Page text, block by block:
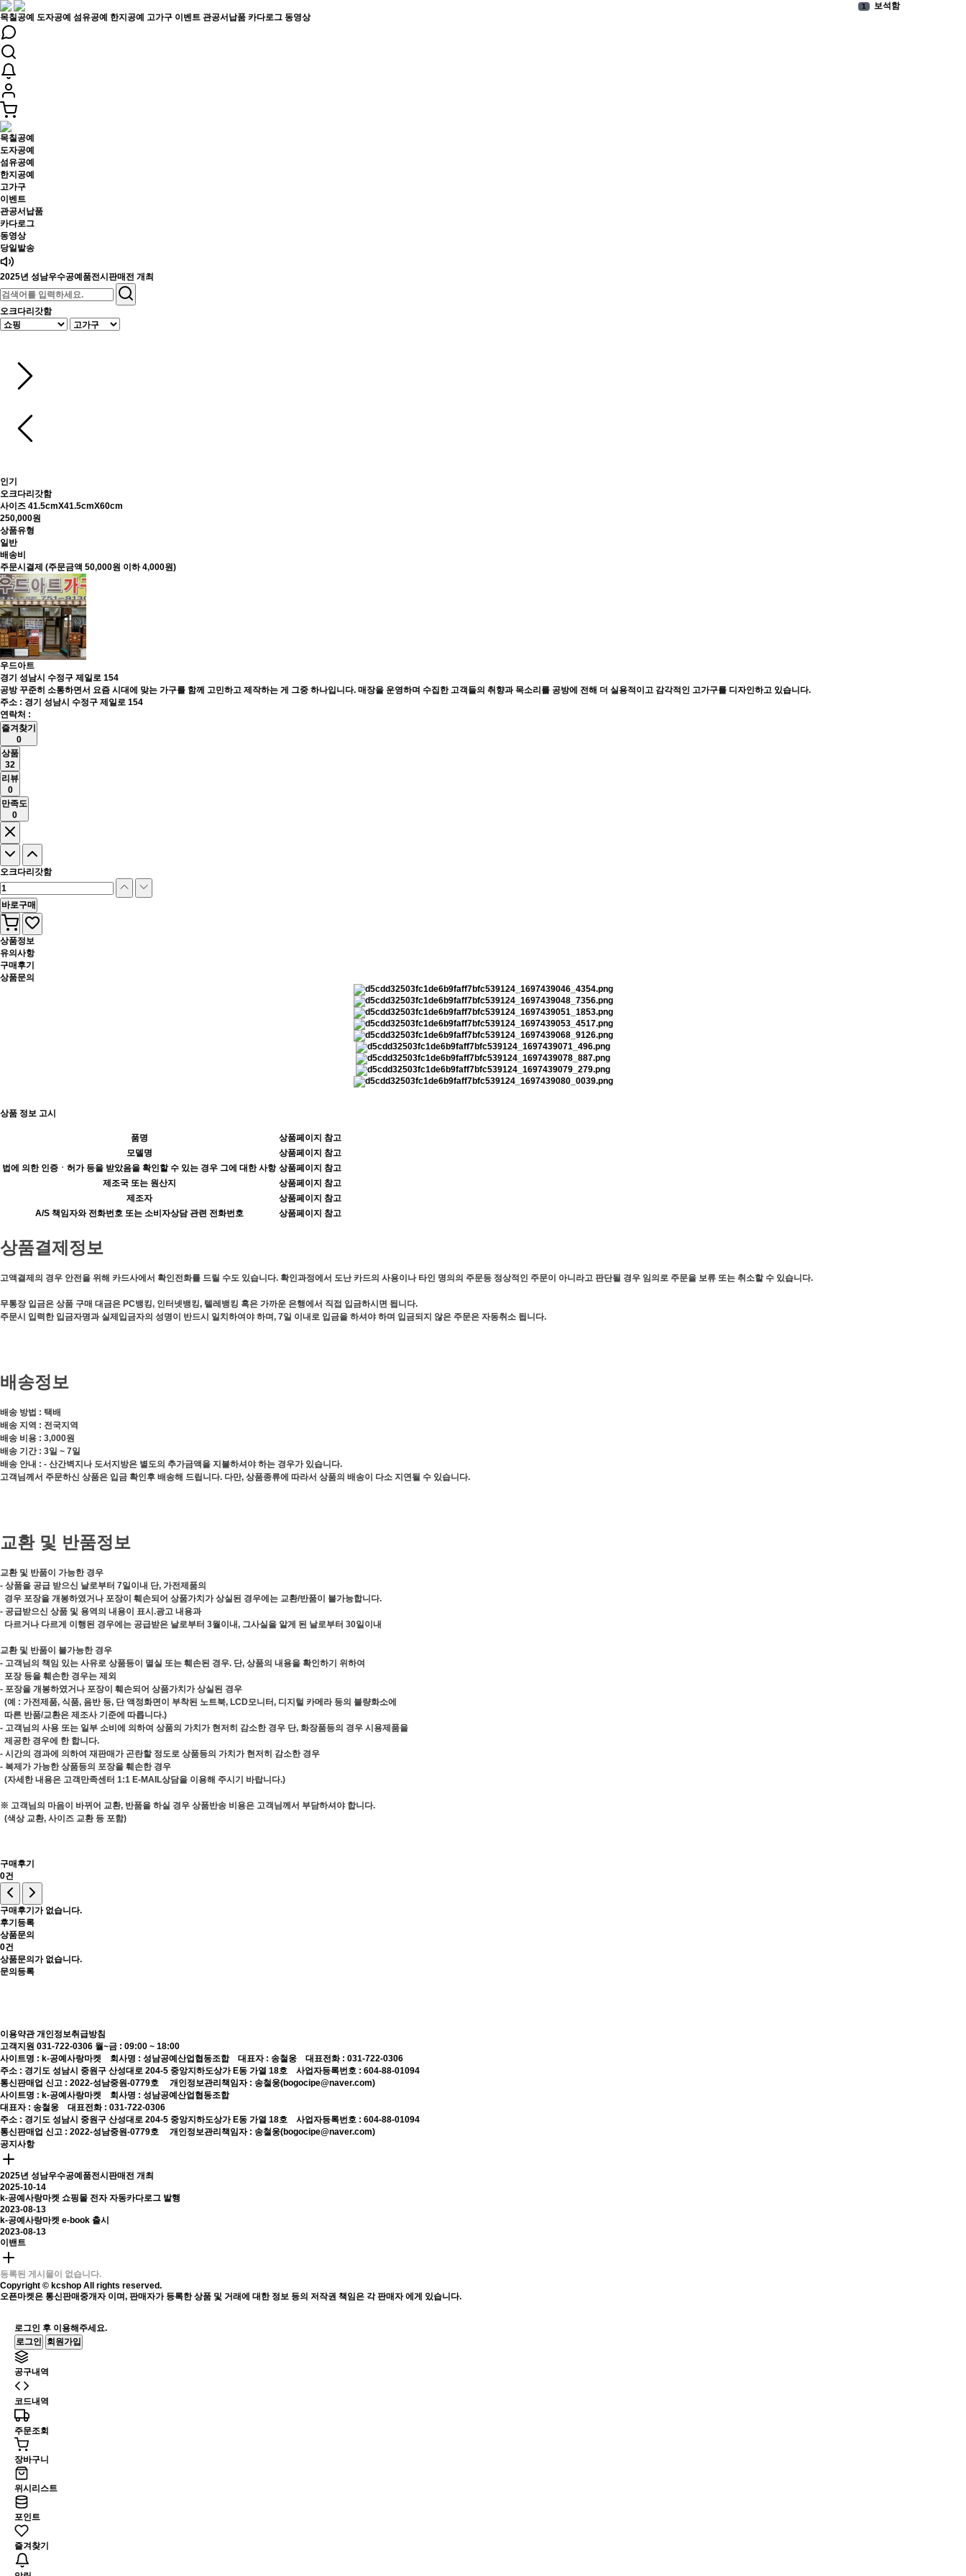
목칠공예 도자공예 섬유공예 한지공예 고가구 이벤트 관공서납품 카다로그 동영상
목칠공예
도자공예
섬유공예
한지공예
고가구
이벤트
관공서납품
카다로그
동영상
당일발송
2025년 성남우수공예품전시판매전 개최
1 보석함
오크다리갓함
인기
오크다리갓함
사이즈 41.5cmX41.5cmX60cm
250,000원
상품유형
일반
배송비
주문시결제 (주문금액 50,000원 이하 4,000원)
우드아트
경기 성남시 수정구 제일로 154
공방 꾸준히 소통하면서 요즘 시대에 맞는 가구를 함께 고민하고 제작하는 게 그중 하나입니다. 매장을 운영하며 수집한 고객들의 취향과 목소리를 공방에 전해 더 실용적이고 감각적인 고가구를 디자인하고 있습니다.
주소 : 경기 성남시 수정구 제일로 154
연락처 :
즐겨찾기
0
상품
32
리뷰
0
만족도
0
오크다리갓함
바로구매
상품정보
유의사항
구매후기
상품문의
상품 정보 고시
품명
상품페이지 참고
모델명
상품페이지 참고
법에 의한 인증ㆍ허가 등을 받았음을 확인할 수 있는 경우 그에 대한 사항 상품페이지 참고
제조국 또는 원산지
상품페이지 참고
제조자
상품페이지 참고
A/S 책임자와 전화번호 또는 소비자상담 관련 전화번호
상품페이지 참고
상품결제정보
고액결제의 경우 안전을 위해 카드사에서 확인전화를 드릴 수도 있습니다. 확인과정에서 도난 카드의 사용이나 타인 명의의 주문등 정상적인 주문이 아니라고 판단될 경우 임의로 주문을 보류 또는 취소할 수 있습니다.
무통장 입금은 상품 구매 대금은 PC뱅킹, 인터넷뱅킹, 텔레뱅킹 혹은 가까운 은행에서 직접 입금하시면 됩니다.
주문시 입력한 입금자명과 실제입금자의 성명이 반드시 일치하여야 하며, 7일 이내로 입금을 하셔야 하며 입금되지 않은 주문은 자동취소 됩니다.
배송정보
배송 방법 : 택배
배송 지역 : 전국지역
배송 비용 : 3,000원
배송 기간 : 3일 ~ 7일
배송 안내 : - 산간벽지나 도서지방은 별도의 추가금액을 지불하셔야 하는 경우가 있습니다.
고객님께서 주문하신 상품은 입금 확인후 배송해 드립니다. 다만, 상품종류에 따라서 상품의 배송이 다소 지연될 수 있습니다.
교환 및 반품정보
교환 및 반품이 가능한 경우
- 상품을 공급 받으신 날로부터 7일이내 단, 가전제품의
경우 포장을 개봉하였거나 포장이 훼손되어 상품가치가 상실된 경우에는 교환/반품이 불가능합니다.
- 공급받으신 상품 및 용역의 내용이 표시.광고 내용과
다르거나 다르게 이행된 경우에는 공급받은 날로부터 3월이내, 그사실을 알게 된 날로부터 30일이내
교환 및 반품이 불가능한 경우
- 고객님의 책임 있는 사유로 상품등이 멸실 또는 훼손된 경우. 단, 상품의 내용을 확인하기 위하여
포장 등을 훼손한 경우는 제외
- 포장을 개봉하였거나 포장이 훼손되어 상품가치가 상실된 경우
(예 : 가전제품, 식품, 음반 등, 단 액정화면이 부착된 노트북, LCD모니터, 디지털 카메라 등의 불량화소에
따른 반품/교환은 제조사 기준에 따릅니다.)
- 고객님의 사용 또는 일부 소비에 의하여 상품의 가치가 현저히 감소한 경우 단, 화장품등의 경우 시용제품을
제공한 경우에 한 합니다.
- 시간의 경과에 의하여 재판매가 곤란할 정도로 상품등의 가치가 현저히 감소한 경우
- 복제가 가능한 상품등의 포장을 훼손한 경우
(자세한 내용은 고객만족센터 1:1 E-MAIL상담을 이용해 주시기 바랍니다.)
※ 고객님의 마음이 바뀌어 교환, 반품을 하실 경우 상품반송 비용은 고객님께서 부담하셔야 합니다.
(색상 교환, 사이즈 교환 등 포함)
구매후기
0건
구매후기가 없습니다.
후기등록
상품문의
0건
상품문의가 없습니다.
문의등록
이용약관 개인정보취급방침
고객지원 031-722-0306 월~금 : 09:00 ~ 18:00
사이트명 : k-공예사랑마켓 회사명 : 성남공예산업협동조합 대표자 : 송철웅 대표전화 : 031-722-0306
주소 : 경기도 성남시 중원구 산성대로 204-5 중앙지하도상가 E동 가열 18호 사업자등록번호 : 604-88-01094
통신판매업 신고 : 2022-성남중원-0779호 개인정보관리책임자 : 송철웅(bogocipe@naver.com)
사이트명 : k-공예사랑마켓 회사명 : 성남공예산업협동조합
대표자 : 송철웅 대표전화 : 031-722-0306
주소 : 경기도 성남시 중원구 산성대로 204-5 중앙지하도상가 E동 가열 18호 사업자등록번호 : 604-88-01094
통신판매업 신고 : 2022-성남중원-0779호 개인정보관리책임자 : 송철웅(bogocipe@naver.com)
공지사항
2025년 성남우수공예품전시판매전 개최
2025-10-14
k-공예사랑마켓 쇼핑몰 전자 자동카다로그 발행
2023-08-13
k-공예사랑마켓 e-book 출시
2023-08-13
이밴트
등록된 게시물이 없습니다.
Copyright © kcshop All rights reserved.
오픈마켓은 통신판매중개자 이며, 판매자가 등록한 상품 및 거래에 대한 정보 등의 저작권 책임은 각 판매자 에게 있습니다.
로그인 후 이용해주세요.
로그인
회원가입
공구내역
코드내역
주문조회
장바구니
위시리스트
포인트
즐겨찾기